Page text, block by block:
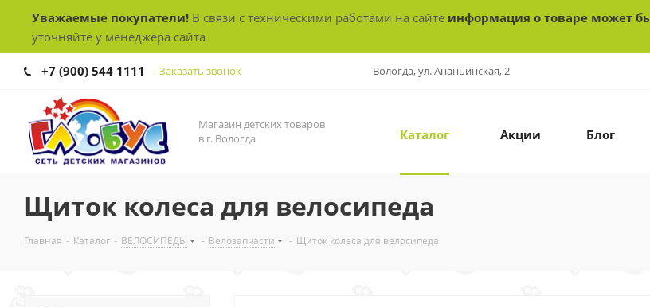
Уважаемые покупатели! В связи с техническими работами на сайте информация о товаре может
уточняйте у менеджера сайта
+7 (900) 544 1111 Заказать звонок Вологда, ул. Ананьинская, 2
Магазин детских товаров
в г. Вологда
Каталог Акции Блог
Щиток колеса для велосипеда
Главная - Каталог - ВЕЛОСИПЕДЫ - Велозапчасти - Щиток колеса для велосипеда